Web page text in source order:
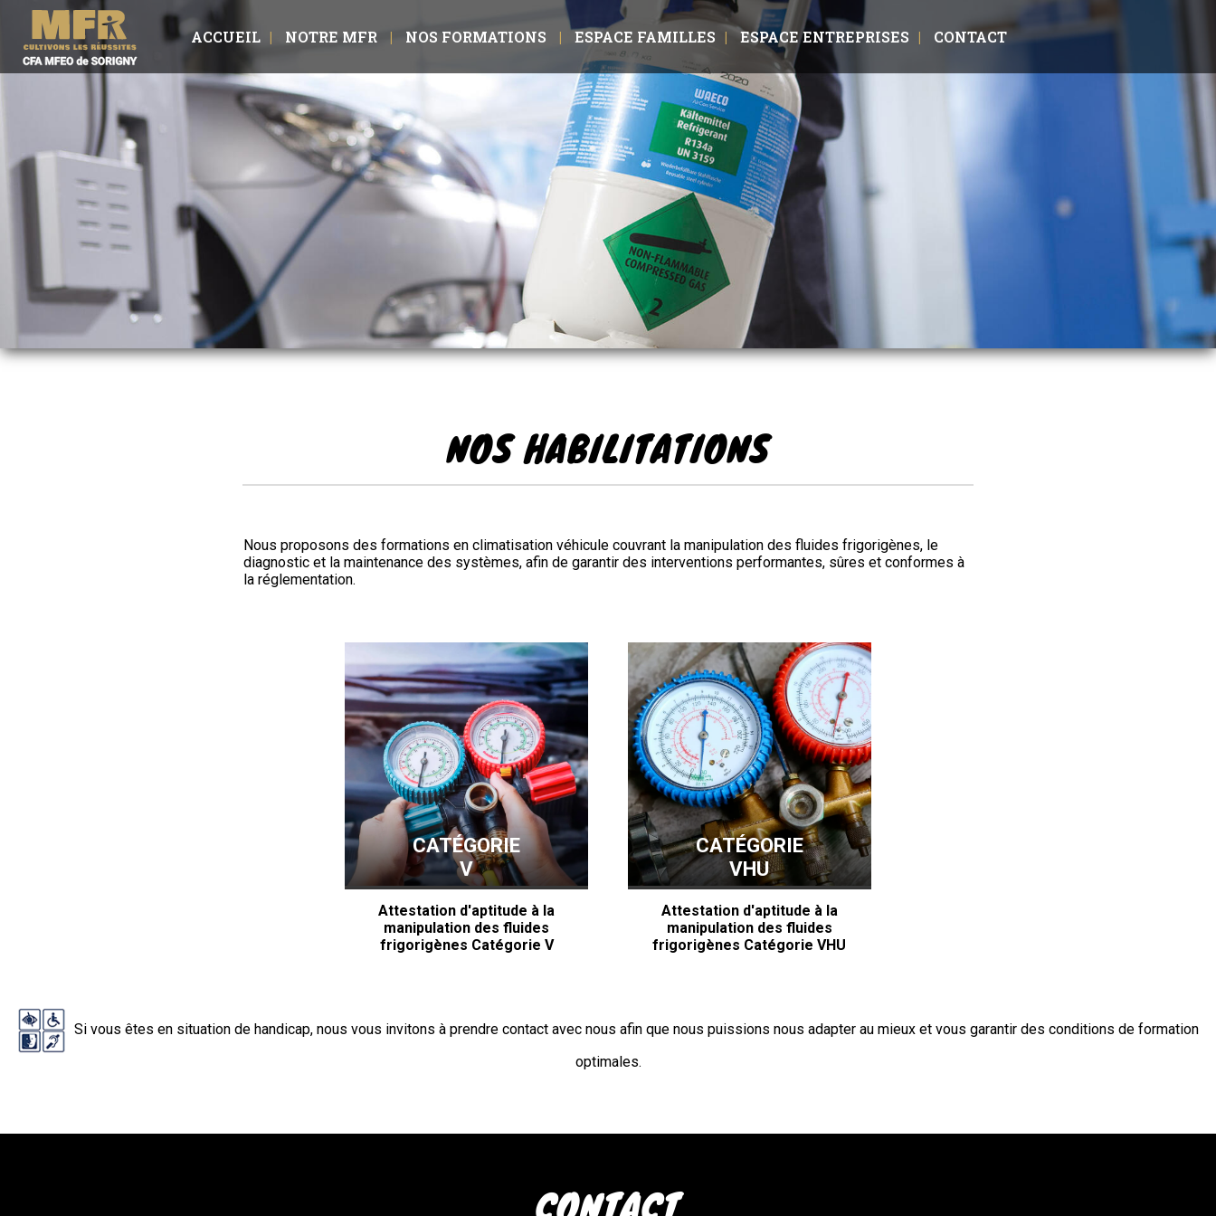
ACCUEIL NOTRE MFR NOS FORMATIONS ESPACE FAMILLES ESPACE ENTREPRISES CONTACT
NOS HABILITATIONS
Nous proposons des formations en climatisation véhicule couvrant la manipulation des fluides frigorigènes, le
diagnostic et la maintenance des systèmes, afin de garantir des interventions performantes, sûres et conformes à
la réglementation.
CATÉGORIE
V
Attestation d'aptitude à la
manipulation des fluides
frigorigènes Catégorie V
CATÉGORIE
VHU
Attestation d'aptitude à la
manipulation des fluides
frigorigènes Catégorie VHU
Si vous êtes en situation de handicap, nous vous invitons à prendre contact avec nous afin que nous puissions nous adapter au mieux et vous garantir des conditions de formation
optimales.